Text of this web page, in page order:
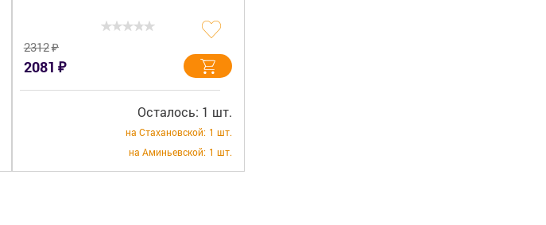
2312₽
2081 ₽
Осталось: 1 шт.
на Стахановской: 1 шт.
на Аминьевской: 1 шт.